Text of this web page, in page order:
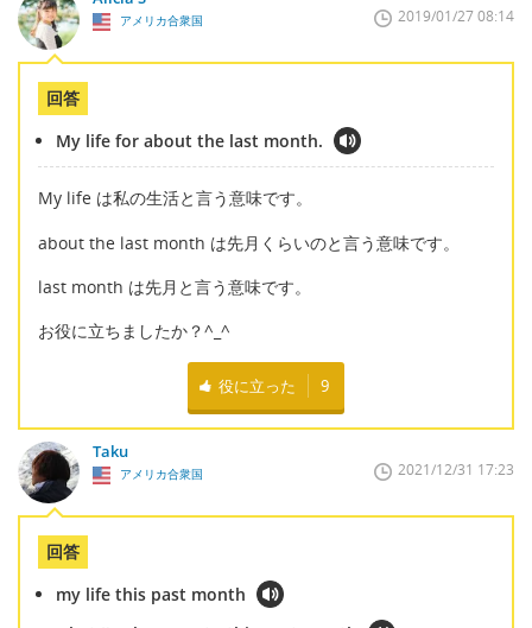
アメリカ合衆国 2019/01/27 08:14
回答
My life for about the last month.
My life は私の生活と言う意味です。
about the last month は先月くらいのと言う意味です。
last month は先月と言う意味です。
お役に立ちましたか？^_^
役に立った 9
Taku
アメリカ合衆国 2021/12/31 17:23
回答
my life this past month